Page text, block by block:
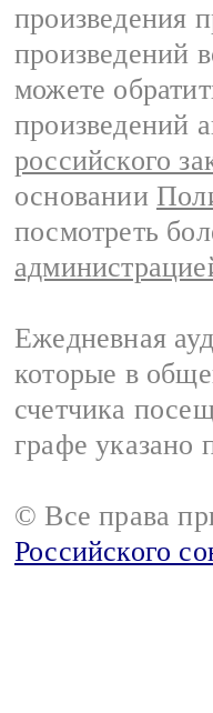
произведения
произведений
можете
произведений
российского
основании
посмотреть
Ежедневная
которые в
счетчика
графе указано
© Все права
Российского